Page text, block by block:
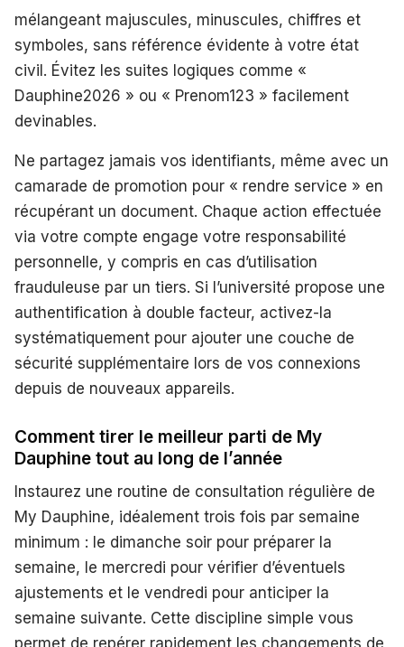
mélangeant majuscules, minuscules, chiffres et
symboles, sans référence évidente à votre état
civil. Évitez les suites logiques comme «
Dauphine2026 » ou « Prenom123 » facilement
devinables.
Ne partagez jamais vos identifiants, même avec un
camarade de promotion pour « rendre service » en
récupérant un document. Chaque action effectuée
via votre compte engage votre responsabilité
personnelle, y compris en cas d’utilisation
frauduleuse par un tiers. Si l’université propose une
authentification à double facteur, activez-la
systématiquement pour ajouter une couche de
sécurité supplémentaire lors de vos connexions
depuis de nouveaux appareils.
Comment tirer le meilleur parti de My
Dauphine tout au long de l’année
Instaurez une routine de consultation régulière de
My Dauphine, idéalement trois fois par semaine
minimum : le dimanche soir pour préparer la
semaine, le mercredi pour vérifier d’éventuels
ajustements et le vendredi pour anticiper la
semaine suivante. Cette discipline simple vous